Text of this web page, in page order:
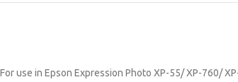
For use in Epson Expression Photo XP-55/ XP-760/